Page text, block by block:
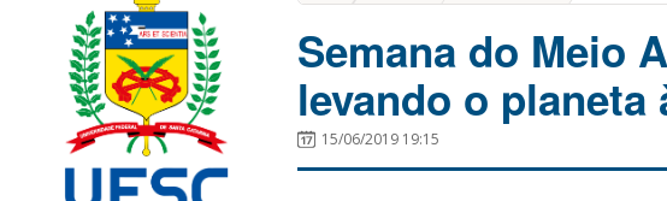
Semana do Meio
levando o planeta
15/06/2019 19:15